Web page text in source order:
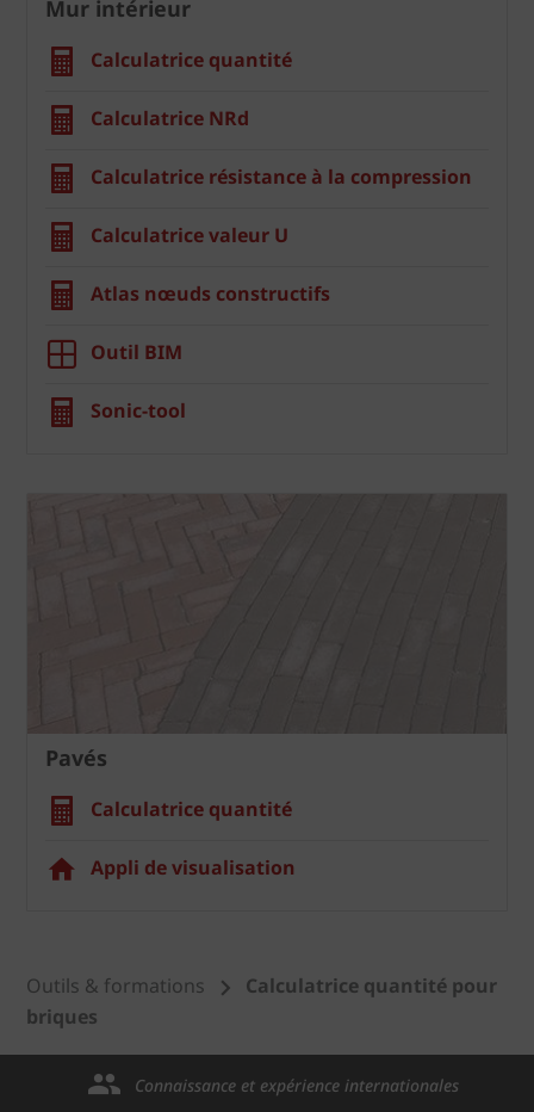
Mur intérieur
Calculatrice quantité
Calculatrice NRd
Calculatrice résistance à la compression
Calculatrice valeur U
Atlas nœuds constructifs
Outil BIM
Sonic-tool
Pavés
Calculatrice quantité
Appli de visualisation
Outils & formations
Calculatrice quantité pour
briques
Connaissance et expérience internationales